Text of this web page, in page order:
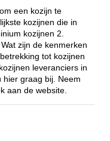
een kozijn te
kozijnen die in
kozijnen 2.
zijn de kenmerken
tot kozijnen
leveranciers in
hier graag bij. Neem
aan de website.